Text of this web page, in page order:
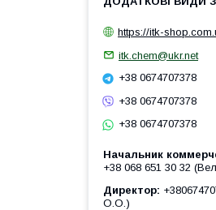
https://itk-
itk.chem@ukr.net
+38 0674707378
+38 0674707378
+38 0674707378
Начальник
+38 068 651 30 32
Директор
О.О.)